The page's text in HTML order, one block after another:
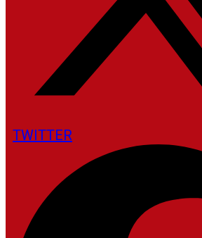
TWITTER